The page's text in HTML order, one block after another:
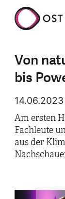
Von
bis
14.06.2023
Am ersten
Fachleute
aus der